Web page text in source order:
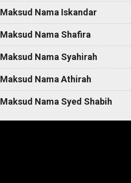
Maksud Nama Iskandar
Maksud Nama Shafira
Maksud Nama Syahirah
Maksud Nama Athirah
Maksud Nama Syed Shabih